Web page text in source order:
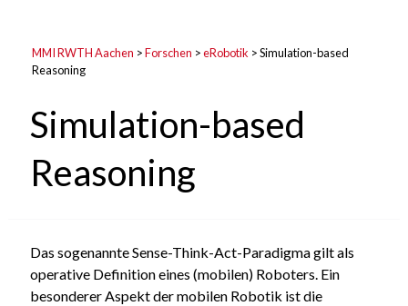
MMI RWTH Aachen >Forschen >eRobotik >Simulation-based
Reasoning
Simulation-based
Reasoning
Das sogenannte Sense-Think-Act-Paradigma gilt als
operative Definition eines (mobilen) Roboters. Ein
besonderer Aspekt der mobilen Robotik ist die